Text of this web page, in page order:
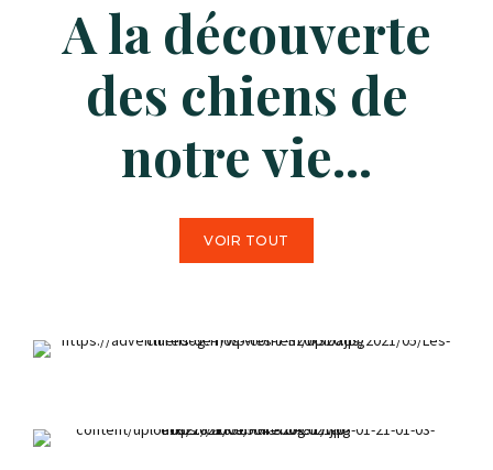
A la découverte
des chiens de
notre vie...
VOIR TOUT
Staffordshire terrier